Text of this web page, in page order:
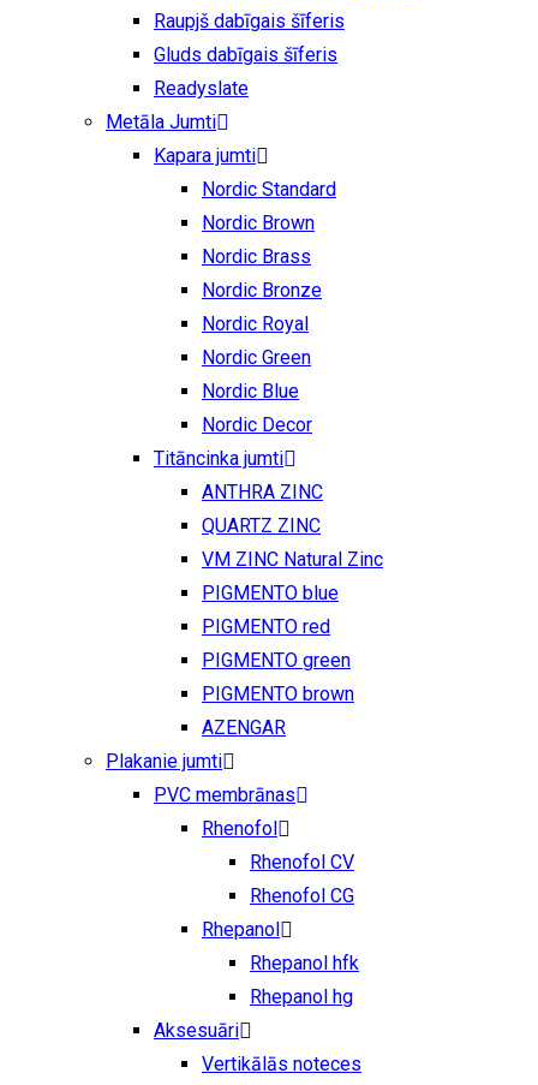
Raupjš dabīgais šīferis
Gluds dabīgais šīferis
Readyslate
Metāla Jumti
Kapara jumti
Nordic Standard
Nordic Brown
Nordic Brass
Nordic Bronze
Nordic Royal
Nordic Green
Nordic Blue
Nordic Decor
Titāncinka jumti
ANTHRA ZINC
QUARTZ ZINC
VM ZINC Natural Zinc
PIGMENTO blue
PIGMENTO red
PIGMENTO green
PIGMENTO brown
AZENGAR
Plakanie jumti
PVC membrānas
Rhenofol
Rhenofol CV
Rhenofol CG
Rhepanol
Rhepanol hfk
Rhepanol hg
Aksesuāri
Vertikālās noteces